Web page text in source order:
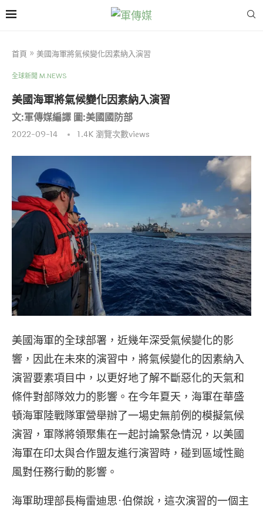
首頁 » 美國海軍將氣候變化因素納入演習
全球新聞 M.NEWS
美國海軍將氣候變化因素納入演習
文:軍傳媒編譯 圖:美國國防部
2022-09-14 1.4K瀏覽次數views
美國海軍的全球部署，近幾年深受氣候變化的影
響，因此在未來的演習中，將氣候變化的因素納入
演習要素項目中，以更好地了解不斷惡化的天氣和
條件對部隊效力的影響。在今年夏天，海軍在華盛
頓海軍陸戰隊軍營舉辦了一場史無前例的模擬氣候
演習，軍隊將領聚集在一起討論緊急情況，以美國
海軍在印太與合作盟友進行演習時，碰到區域性颱
風對任務行動的影響。
海軍助理部長梅雷迪思·伯傑說，這次演習的一個主